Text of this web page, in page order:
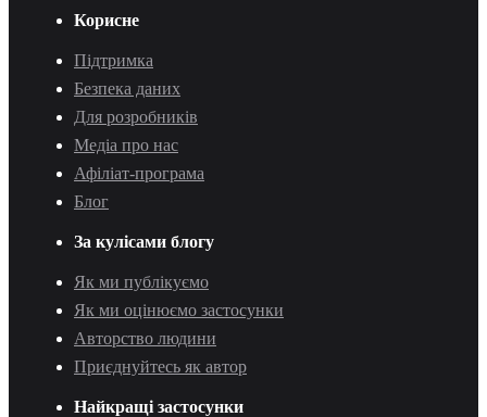
Корисне
Підтримка
Безпека даних
Для розробників
Медіа про нас
Афіліат-програма
Блог
За кулісами блогу
Як ми публікуємо
Як ми оцінюємо застосунки
Авторство людини
Приєднуйтесь як автор
Найкращі застосунки